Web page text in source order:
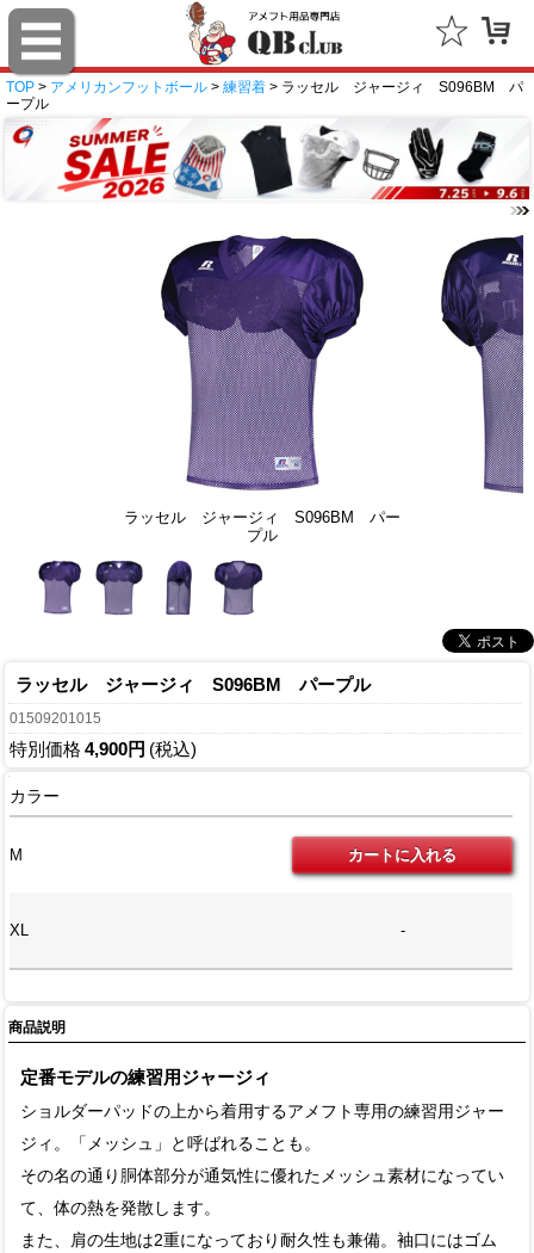
TOP > アメリカンフットボール > 練習着 > ラッセル ジャージィ S096BM パ
ープル
ラッセル ジャージィ S096BM パー
プル
ラッセル ジャージィ S096BM パープル
01509201015
特別価格 4,900円 (税込)
カラー
M
XL -
商品説明
定番モデルの練習用ジャージィ
ショルダーパッドの上から着用するアメフト専用の練習用ジャー
ジィ。「メッシュ」と呼ばれることも。
その名の通り胴体部分が通気性に優れたメッシュ素材になってい
て、体の熱を発散します。
また、肩の生地は2重になっており耐久性も兼備。袖口にはゴム